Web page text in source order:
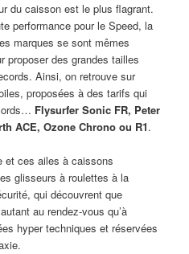
du caisson est le plus flagrant.
performance pour le Speed, la
marques se sont mêmes
proposer des grandes tailles
Ainsi, on retrouve sur
proposées à des tarifs qui
Flysurfer Sonic FR, Peter
ACE, Ozone Chrono ou R1.
et ces ailes à caissons
glisseurs à roulettes à la
qui découvrent que
au rendez-vous qu’à
hyper techniques et réservées